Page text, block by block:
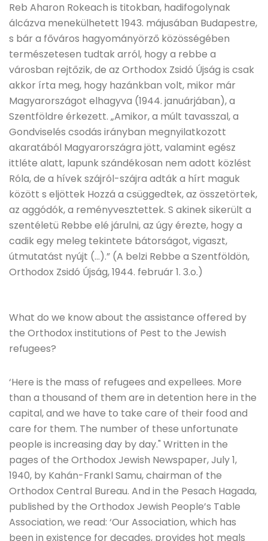
Reb Aharon Rokeach is titokban, hadifogolynak
álcázva menekülhetett 1943. májusában Budapestre,
s bár a főváros hagyományörző közösségében
természetesen tudtak arról, hogy a rebbe a
városban rejtőzik, de az Orthodox Zsidó Újság is csak
akkor írta meg, hogy hazánkban volt, mikor már
Magyarországot elhagyva (1944. januárjában), a
Szentföldre érkezett. „Amikor, a múlt tavasszal, a
Gondviselés csodás irányban megnyilatkozott
akaratából Magyarországra jött, valamint egész
ittléte alatt, lapunk szándékosan nem adott közlést
Róla, de a hívek szájról-szájra adták a hírt maguk
között s eljöttek Hozzá a csüggedtek, az összetörtek,
az aggódók, a reményvesztettek. S akinek sikerült a
szentéletü Rebbe elé járulni, az úgy érezte, hogy a
cadik egy meleg tekintete bátorságot, vigaszt,
útmutatást nyújt (…).” (A belzi Rebbe a Szentföldön,
Orthodox Zsidó Újság, 1944. február 1. 3.o.)
What do we know about the assistance offered by
the Orthodox institutions of Pest to the Jewish
refugees?
‘Here is the mass of refugees and expellees. More
than a thousand of them are in detention here in the
capital, and we have to take care of their food and
care for them. The number of these unfortunate
people is increasing day by day." Written in the
pages of the Orthodox Jewish Newspaper, July 1,
1940, by Kahán-Frankl Samu, chairman of the
Orthodox Central Bureau. And in the Pesach Hagada,
published by the Orthodox Jewish People’s Table
Association, we read: ‘Our Association, which has
been in existence for decades, provides hot meals